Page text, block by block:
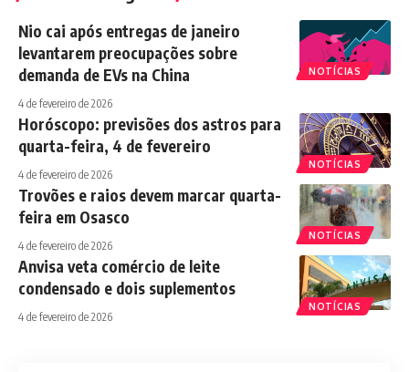
NOTÍCIAS
Nio cai após entregas de janeiro
levantarem preocupações sobre
demanda de EVs na China
4 de fevereiro de 2026
NOTÍCIAS
Horóscopo: previsões dos astros para
quarta-feira, 4 de fevereiro
4 de fevereiro de 2026
NOTÍCIAS
Trovões e raios devem marcar quarta-
feira em Osasco
4 de fevereiro de 2026
NOTÍCIAS
Anvisa veta comércio de leite
condensado e dois suplementos
4 de fevereiro de 2026